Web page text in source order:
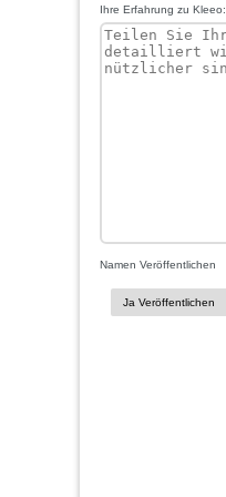
Ihre Erfahrung zu Kleeo:
Namen Veröffentlichen